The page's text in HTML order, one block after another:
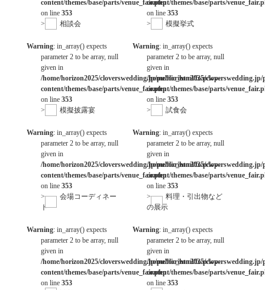
content/themes/base/parts/venue_fair.php
on line 353
>
相談会
content/themes/base/parts/
on line 353
>
模擬挙式
Warning: in_array() expects
parameter 2 to be array, null
given in
/home/horizon2025/cloverswedding.jp/public_html/fwp/wp-
content/themes/base/parts/venue_fair.php
on line 353
>
模擬披露宴
Warning: in_array() expects
parameter 2 to be array, null
given in
/home/horizon2025/
content/themes/base/parts/
on line 353
>
試食会
Warning: in_array() expects
parameter 2 to be array, null
given in
/home/horizon2025/cloverswedding.jp/public_html/fwp/wp-
content/themes/base/parts/venue_fair.php
on line 353
>
会場コーディネー
ト
Warning: in_array() expects
parameter 2 to be array, null
given in
/home/horizon2025/
content/themes/base/parts/
on line 353
>
料理・引出物など
の展示
Warning: in_array() expects
parameter 2 to be array, null
given in
/home/horizon2025/cloverswedding.jp/public_html/fwp/wp-
content/themes/base/parts/venue_fair.php
on line 353
Warning: in_array() expects
parameter 2 to be array, null
given in
/home/horizon2025/
content/themes/base/parts/
on line 353